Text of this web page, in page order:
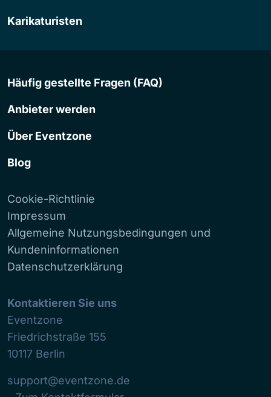
Karikaturisten
Häufig gestellte Fragen (FAQ)
Anbieter werden
Über Eventzone
Blog
Cookie-Richtlinie
Impressum
Allgemeine Nutzungsbedingungen und
Kundeninformationen
Datenschutzerklärung
Kontaktieren Sie uns
Eventzone
Friedrichstraße 155
10117 Berlin
support@eventzone.de